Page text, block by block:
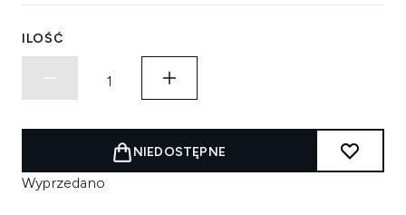
ILOŚĆ
NIEDOSTĘPNE
Wyprzedano